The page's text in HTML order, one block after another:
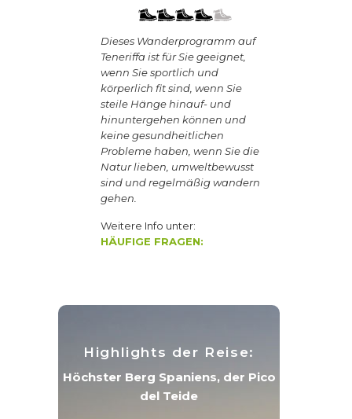
Dieses Wanderprogramm auf
Teneriffa ist für Sie geeignet,
wenn Sie sportlich und
körperlich fit sind, wenn Sie
steile Hänge hinauf- und
hinuntergehen können und
keine gesundheitlichen
Probleme haben, wenn Sie die
Natur lieben, umweltbewusst
sind und regelmäßig wandern
gehen.
Weitere Info unter:
HÄUFIGE FRAGEN:
Highlights der Reise:
Höchster Berg Spaniens, der Pico
del Teide